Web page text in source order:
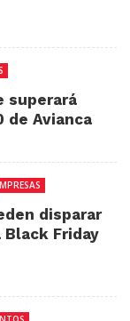
superará
de Avianca
disparar
Friday